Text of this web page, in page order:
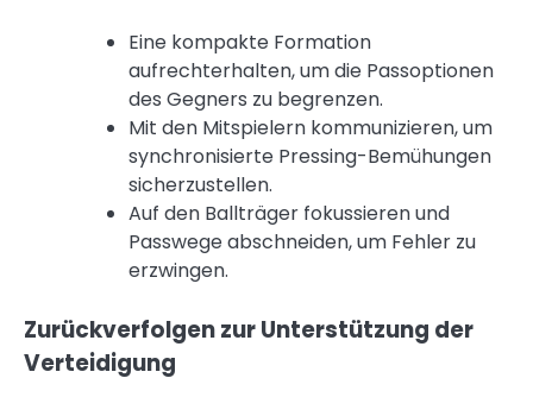
Eine kompakte Formation
aufrechterhalten, um die Passoptionen
des Gegners zu begrenzen.
Mit den Mitspielern kommunizieren, um
synchronisierte Pressing-Bemühungen
sicherzustellen.
Auf den Ballträger fokussieren und
Passwege abschneiden, um Fehler zu
erzwingen.
Zurückverfolgen zur Unterstützung der
Verteidigung